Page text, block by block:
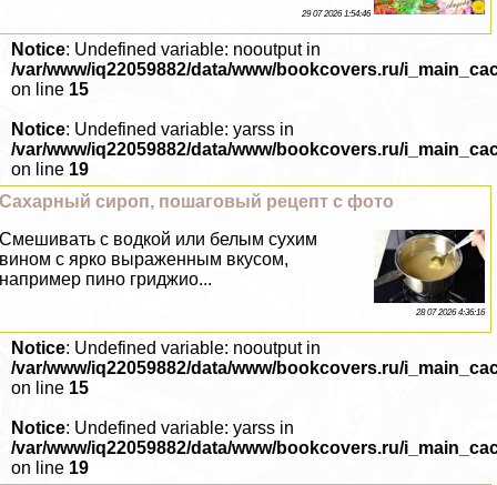
29 07 2026 1:54:46
Notice: Undefined variable: nooutput in
/var/www/iq22059882/data/www/bookcovers.ru/
on line 15
Notice: Undefined variable: yarss in
/var/www/iq22059882/data/www/bookcovers.ru/
on line 19
Сахарный сироп, пошаговый рецепт с фото
Смешивать с водкой или белым сухим
вином с ярко выраженным вкусом,
например пино гриджио...
28 07 2026 4:36:16
Notice: Undefined variable: nooutput in
/var/www/iq22059882/data/www/bookcovers.ru/
on line 15
Notice: Undefined variable: yarss in
/var/www/iq22059882/data/www/bookcovers.ru/
on line 19